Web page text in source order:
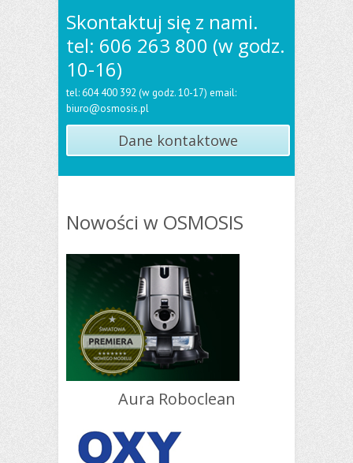
Skontaktuj się z nami.
tel: 606 263 800 (w godz.
10-16)
tel: 604 400 392 (w godz. 10-17) email:
biuro@osmosis.pl
Dane kontaktowe
Nowości w OSMOSIS
Aura Roboclean